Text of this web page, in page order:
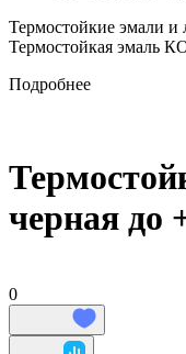
Термостойкие эмали и
Термостойкая эмаль
Подробнее
черная до
0